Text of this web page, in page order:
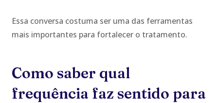
Essa conversa costuma ser uma das ferramentas
mais importantes para fortalecer o tratamento.
Como saber qual
frequência faz sentido para